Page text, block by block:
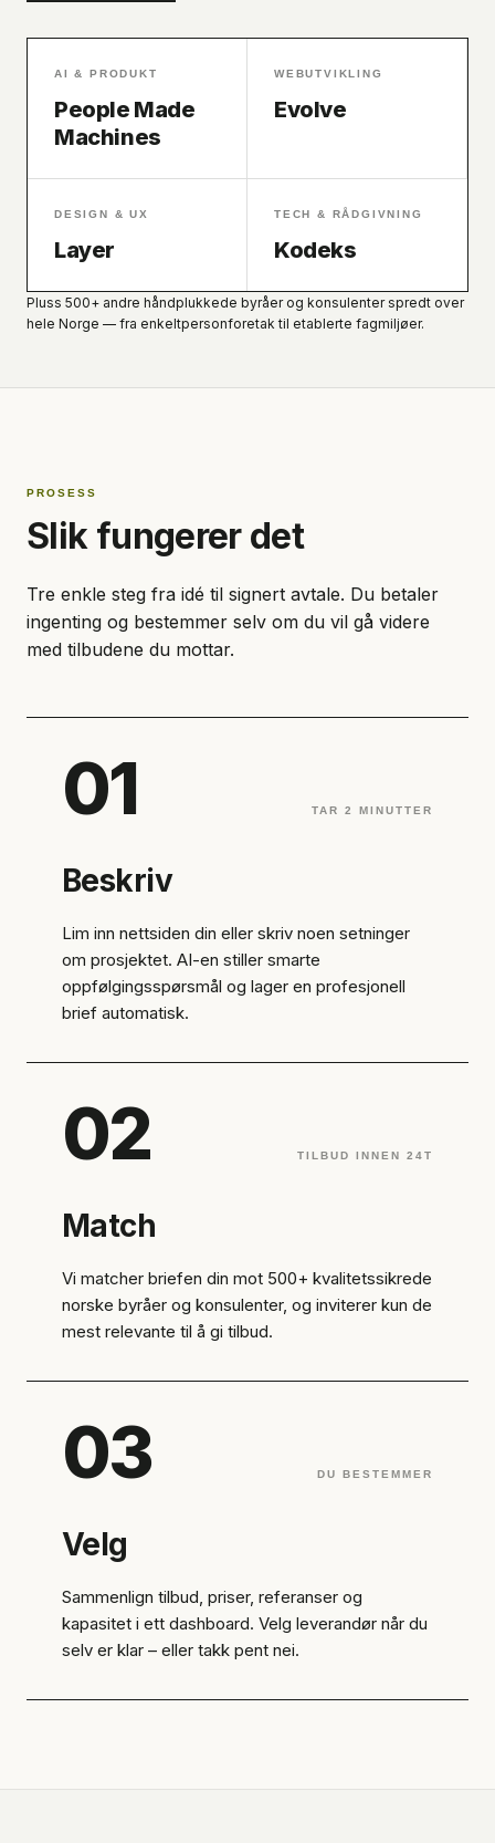
AI & PRODUKT
People Made
Machines
WEBUTVIKLING
Evolve
DESIGN & UX
Layer
TECH & RÅDGIVNING
Kodeks
Pluss 500+ andre håndplukkede byråer og konsulenter spredt over
hele Norge — fra enkeltpersonforetak til etablerte fagmiljøer.
PROSESS
Slik fungerer det
Tre enkle steg fra idé til signert avtale. Du betaler
ingenting og bestemmer selv om du vil gå videre
med tilbudene du mottar.
01 TAR 2 MINUTTER
Beskriv
Lim inn nettsiden din eller skriv noen setninger
om prosjektet. AI-en stiller smarte
oppfølgingsspørsmål og lager en profesjonell
brief automatisk.
02 TILBUD INNEN 24T
Match
Vi matcher briefen din mot 500+ kvalitetssikrede
norske byråer og konsulenter, og inviterer kun de
mest relevante til å gi tilbud.
03 DU BESTEMMER
Velg
Sammenlign tilbud, priser, referanser og
kapasitet i ett dashboard. Velg leverandør når du
selv er klar – eller takk pent nei.